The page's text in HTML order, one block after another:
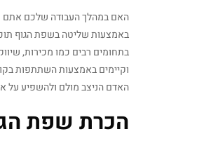
האם במהלך העבודה שלכם אתם
באמצעות שליטה בשפת הגוף
בתחומים רבים כמו מכירות,
וקיימים באמצעות השתתפות
האדם הניצב מולם ולהשפיע על
הכרת שפת